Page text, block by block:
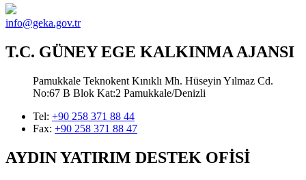
info@geka.gov.tr
T.C. GÜNEY EGE KALKINMA AJANSI
Pamukkale Teknokent Kınıklı Mh. Hüseyin Yılmaz Cd.
No:67 B Blok Kat:2 Pamukkale/Denizli
Tel: +90 258 371 88 44
Fax: +90 258 371 88 47
AYDIN YATIRIM DESTEK OFİSİ